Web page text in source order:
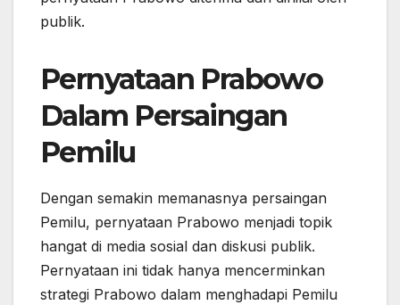
publik.
Pernyataan Prabowo
Dalam Persaingan
Pemilu
Dengan semakin memanasnya persaingan
Pemilu, pernyataan Prabowo menjadi topik
hangat di media sosial dan diskusi publik.
Pernyataan ini tidak hanya mencerminkan
strategi Prabowo dalam menghadapi Pemilu